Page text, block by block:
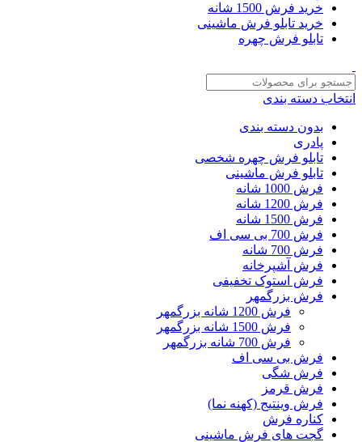
خرید فرش 1500 شانه
خرید تابلو فرش ماشینی
تابلو فرش چهره
انتخاب دسته بندی
بدون دسته بندی
پادری
تابلو فرش چهره شخصی
تابلو فرش ماشینی
فرش 1000 شانه
فرش 1200 شانه
فرش 1500 شانه
فرش 700 بی سی اف
فرش 700 شانه
فرش آشپرخانه
فرش استوک تخفیفی
فرش بزرگمهر
فرش 1200 شانه بزرگمهر
فرش 1500 شانه بزرگمهر
فرش 700 شانه بزرگمهر
فرش بی سی اف
فرش شگی
فرش قرمز
فرش وینتیج (کهنه نما)
کناره فرش
گجت های فرش ماشینی